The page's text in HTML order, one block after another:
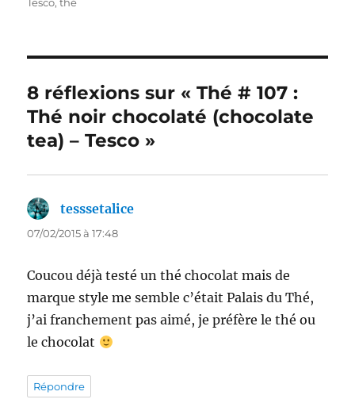
8 réflexions sur « Thé # 107 :
Thé noir chocolaté (chocolate
tea) – Tesco »
tesssetalice
07/02/2015 à 17:48
Coucou déjà testé un thé chocolat mais de
marque style me semble c’était Palais du Thé,
j’ai franchement pas aimé, je préfère le thé ou
le chocolat
Répondre